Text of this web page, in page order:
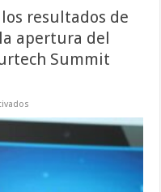
resultados de
apertura del
Summit
Riveiro
los